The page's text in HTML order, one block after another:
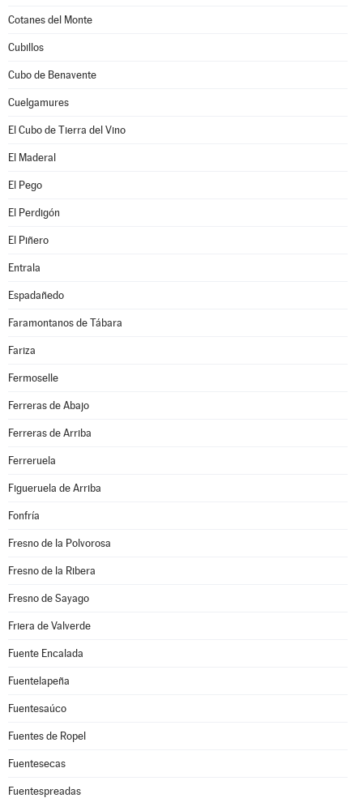
Cotanes del Monte
Cubillos
Cubo de Benavente
Cuelgamures
El Cubo de Tierra del Vino
El Maderal
El Pego
El Perdigón
El Piñero
Entrala
Espadañedo
Faramontanos de Tábara
Fariza
Fermoselle
Ferreras de Abajo
Ferreras de Arriba
Ferreruela
Figueruela de Arriba
Fonfría
Fresno de la Polvorosa
Fresno de la Ribera
Fresno de Sayago
Friera de Valverde
Fuente Encalada
Fuentelapeña
Fuentesaúco
Fuentes de Ropel
Fuentesecas
Fuentespreadas